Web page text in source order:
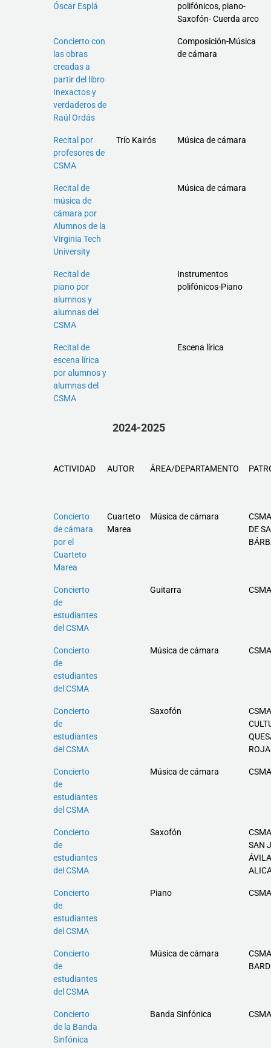
Óscar Esplá
polifónicos, piano-
Saxofón- Cuerda arco
Concierto con
las obras
creadas a
partir del libro
Inexactos y
verdaderos de
Raúl Ordás
Composición-Música
de cámara
Recital por
profesores de
CSMA
Trío Kairós Música de cámara
Recital de
música de
cámara por
Alumnos de la
Virginia Tech
University
Música de cámara
Recital de
piano por
alumnos y
alumnas del
CSMA
Instrumentos
polifónicos-Piano
Recital de
escena lírica
por alumnos y
alumnas del
CSMA
Escena lírica
2024-2025
ACTIVIDAD AUTOR ÁREA/DEPARTAMENTO
Concierto
de cámara
por el
Cuarteto
Marea
Cuarteto
Marea
Música de cámara
DE
Concierto
de
estudiantes
del CSMA
Guitarra
Concierto
de
estudiantes
del CSMA
Música de cámara
Concierto
de
estudiantes
del CSMA
Saxofón
Concierto
de
estudiantes
del CSMA
Música de cámara
Concierto
de
estudiantes
del CSMA
Saxofón
SAN
Concierto
de
estudiantes
del CSMA
Piano
Concierto
de
estudiantes
del CSMA
Música de cámara
Concierto
de la Banda
Sinfónica
Banda Sinfónica